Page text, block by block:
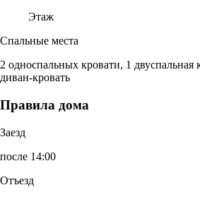
Этаж
Спальные места
2 односпальных кровати, 1 двуспальная
диван-кровать
Правила дома
Заезд
после 14:00
Отъезд